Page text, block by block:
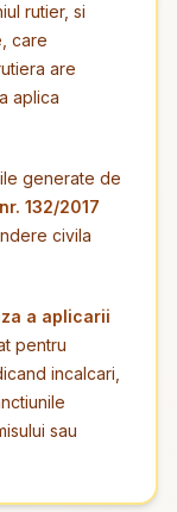
rutier, si
care
are
aplica
generate de
132/2017
civila
a aplicarii
pentru
incalcari,
sau